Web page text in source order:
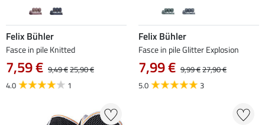
Felix Bühler
Fasce in pile Knitted
7,59 € 9,49 €25,90 €
4.0
1
Felix Bühler
Fasce in pile Glitter Explosion
7,99 € 9,99 €27,90 €
5.0
3